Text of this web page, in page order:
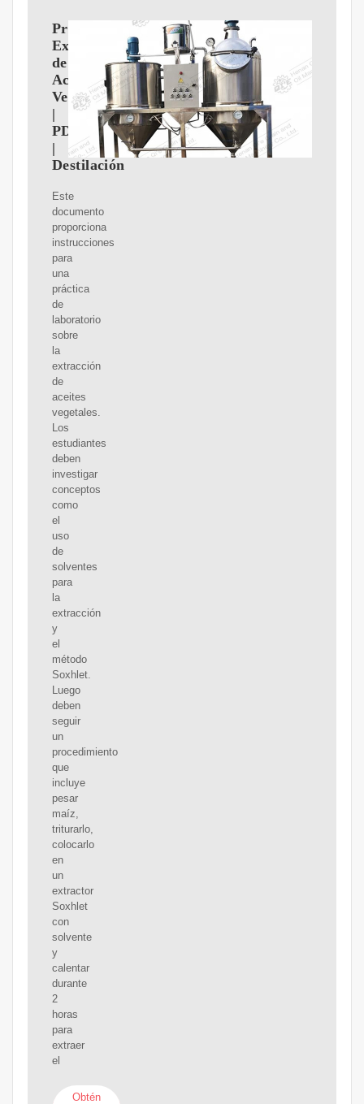
Practica
Extracción
de
Aceites
Vegetales
|
PDF
|
Destilación
Este
documento
proporciona
instrucciones
para
una
práctica
de
laboratorio
sobre
la
extracción
de
aceites
vegetales.
Los
estudiantes
deben
investigar
conceptos
como
el
uso
de
solventes
para
la
extracción
y
el
método
Soxhlet.
Luego
deben
seguir
un
procedimiento
que
incluye
pesar
maíz,
triturarlo,
colocarlo
en
un
extractor
Soxhlet
con
solvente
y
calentar
durante
2
horas
para
extraer
el
Obtén